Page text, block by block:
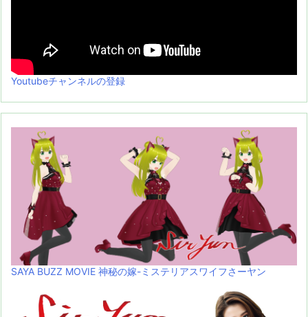
Youtubeチャンネルの登録
SAYA BUZZ MOVIE 神秘の嫁-ミステリアスワイフさーヤン